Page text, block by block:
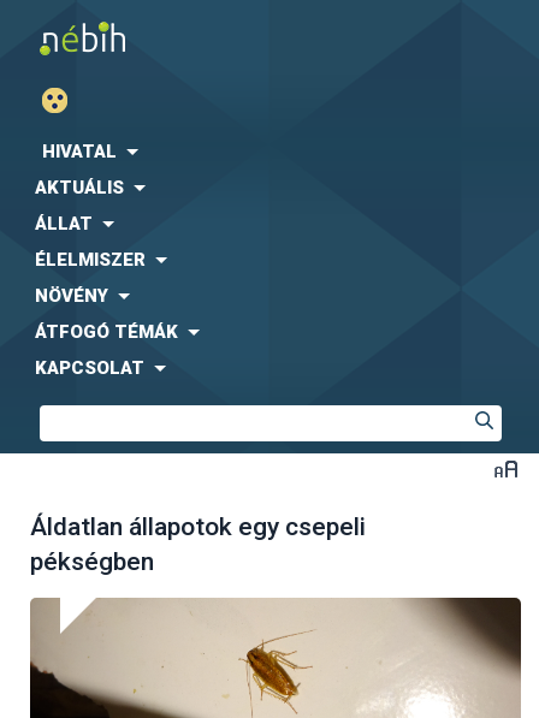
HIVATAL
AKTUÁLIS
ÁLLAT
ÉLELMISZER
NÖVÉNY
ÁTFOGÓ TÉMÁK
KAPCSOLAT
Áldatlan állapotok egy csepeli
pékségben